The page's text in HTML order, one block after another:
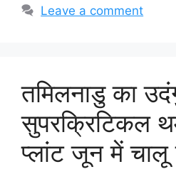
Leave a comment
तमिलनाडु का
सुपरक्रिटिकल
प्लांट जून में चालू